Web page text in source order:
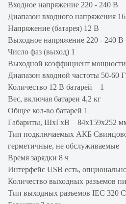
Входное напряжение 220 - 240 В
Диапазон входного напряжения
Напряжение (батарея) 12 В
Выходное напряжение 220 - 240 В
Число фаз (выход) 1
Выходной коэффициент
Диапазон входной частоты 50-60
Количество 12 В батарей 1
Вес, включая батареи 4,2 кг
Общее кол-во батарей 1
Габариты, ШхГхВ 84х159х252
Тип подключаемых АКБ
герметичные, не обслуживаемые
Время зарядки 8 ч
Интерфейс USB есть,
Количество выходных разъемов
Тип выходных разъемов IEC 320